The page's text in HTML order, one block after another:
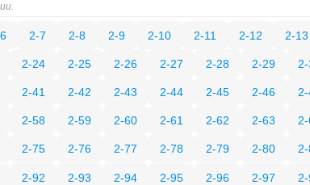
2-7 2-8 2-9 2-10 2-11 2-12 2-13
2-24 2-25 2-26 2-27 2-28 2-29
2-41 2-42 2-43 2-44 2-45 2-46
2-58 2-59 2-60 2-61 2-62 2-63
2-75 2-76 2-77 2-78 2-79 2-80 2-
2-92 2-93 2-94 2-95 2-96 2-97